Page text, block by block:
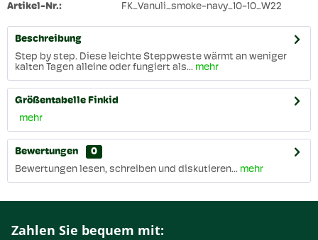
Artikel-Nr.: FK_Vanuli_smoke-navy_10-10_W22
Beschreibung
Step by step. Diese leichte Steppweste wärmt an weniger
kalten Tagen alleine oder fungiert als... mehr
Größentabelle Finkid
mehr
Bewertungen
0
Bewertungen lesen, schreiben und diskutieren... mehr
Zahlen Sie bequem mit: